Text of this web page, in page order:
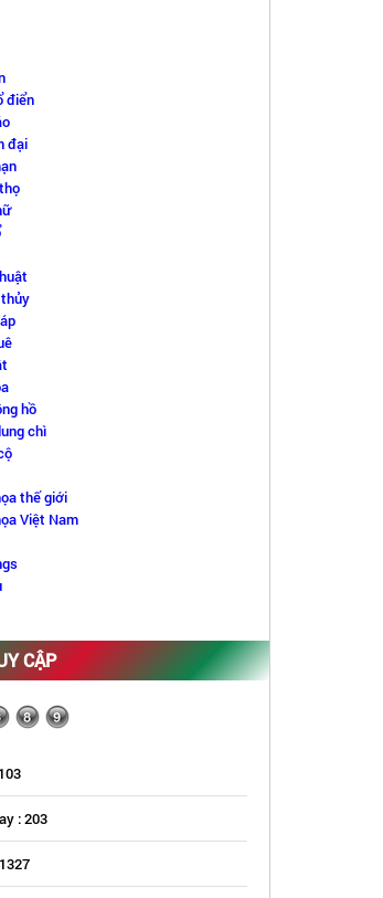
điển
đại
hồ
chì
thế giới
Việt Nam
CẬP
: 203